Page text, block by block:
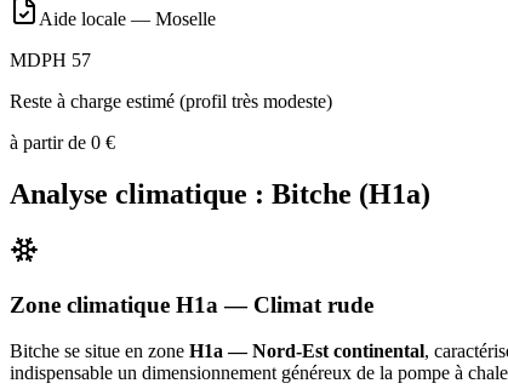
Aide locale — Moselle
MDPH 57
Reste à charge estimé (profil très modeste)
à partir de 0 €
Analyse climatique : Bitche (H1a)
Zone climatique H1a — Climat rude
Bitche se situe en zone H1a — Nord-Est continental,
indispensable un dimensionnement généreux de la pompe à